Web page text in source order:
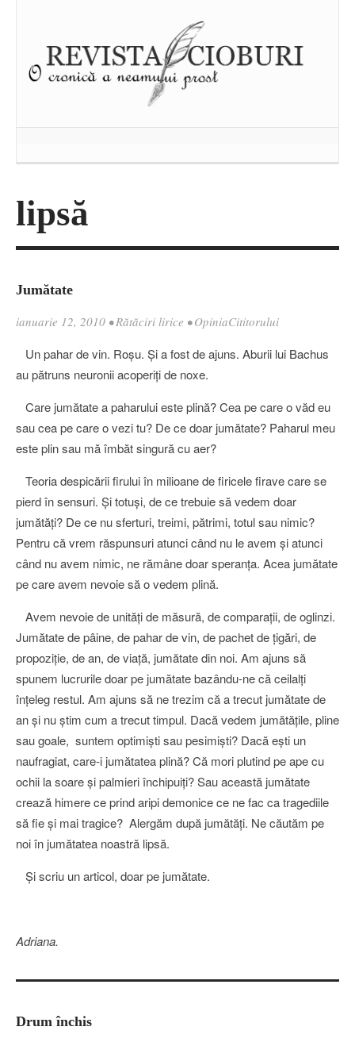
lipsă
Jumătate
ianuarie 12, 2010 •Rătăciri lirice •OpiniaCititorului
Un pahar de vin. Roșu. Și a fost de ajuns. Aburii lui Bachus
au pătruns neuronii acoperiți de noxe.
Care jumătate a paharului este plină? Cea pe care o văd eu
sau cea pe care o vezi tu? De ce doar jumătate? Paharul meu
este plin sau mă îmbăt singură cu aer?
Teoria despicării firului în milioane de firicele firave care se
pierd în sensuri. Şi totuşi, de ce trebuie să vedem doar
jumătăţi? De ce nu sferturi, treimi, pătrimi, totul sau nimic?
Pentru că vrem răspunsuri atunci când nu le avem şi atunci
când nu avem nimic, ne rămâne doar speranţa. Acea jumătate
pe care avem nevoie să o vedem plină.
Avem nevoie de unităţi de măsură, de comparaţii, de oglinzi.
Jumătate de pâine, de pahar de vin, de pachet de ţigări, de
propoziţie, de an, de viaţă, jumătate din noi. Am ajuns să
spunem lucrurile doar pe jumătate bazându-ne că ceilalţi
înţeleg restul. Am ajuns să ne trezim că a trecut jumătate de
an şi nu ştim cum a trecut timpul. Dacă vedem jumătăţile, pline
sau goale, suntem optimişti sau pesimişti? Dacă eşti un
naufragiat, care-i jumătatea plină? Că mori plutind pe ape cu
ochii la soare şi palmieri închipuiţi? Sau această jumătate
crează himere ce prind aripi demonice ce ne fac ca tragediile
să fie şi mai tragice? Alergăm după jumătăţi. Ne căutăm pe
noi în jumătatea noastră lipsă.
Şi scriu un articol, doar pe jumătate.
Adriana.
Drum închis